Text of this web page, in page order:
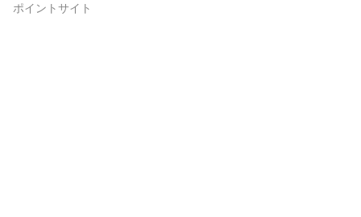
ポイントサイト